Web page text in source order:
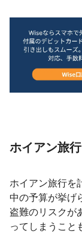
ホイアン旅
ホイアン旅行を
中の予算が挙げ
盗難のリスクが
ってしまうこと